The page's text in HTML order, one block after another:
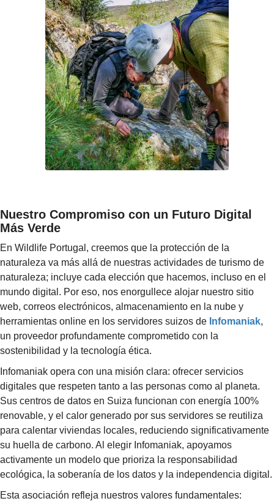
Nuestro Compromiso con un Futuro Digital
Más Verde
En Wildlife Portugal, creemos que la protección de la
naturaleza va más allá de nuestras actividades de turismo de
naturaleza; incluye cada elección que hacemos, incluso en el
mundo digital. Por eso, nos enorgullece alojar nuestro sitio
web, correos electrónicos, almacenamiento en la nube y
herramientas online en los servidores suizos de Infomaniak,
un proveedor profundamente comprometido con la
sostenibilidad y la tecnología ética.
Infomaniak opera con una misión clara: ofrecer servicios
digitales que respeten tanto a las personas como al planeta.
Sus centros de datos en Suiza funcionan con energía 100%
renovable, y el calor generado por sus servidores se reutiliza
para calentar viviendas locales, reduciendo significativamente
su huella de carbono. Al elegir Infomaniak, apoyamos
activamente un modelo que prioriza la responsabilidad
ecológica, la soberanía de los datos y la independencia digital .
Esta asociación refleja nuestros valores fundamentales: